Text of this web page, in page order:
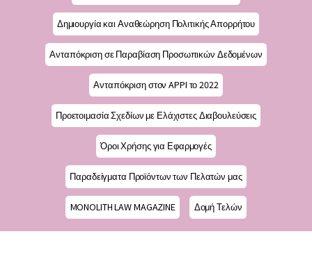
Δημιουργία και Αναθεώρηση Πολιτικής Απορρήτου
Ανταπόκριση σε Παραβίαση Προσωπικών Δεδομένων
Ανταπόκριση στον APPI το 2022
Προετοιμασία Σχεδίων με Ελάχιστες Διαβουλεύσεις
Όροι Χρήσης για Εφαρμογές
Παραδείγματα Προϊόντων των Πελατών μας
MONOLITH LAW MAGAZINE Δομή Τελών